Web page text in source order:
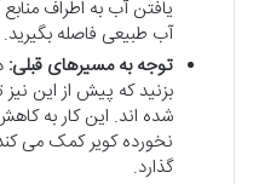
آب طبیعی فاصله بگیرید.
توجه به مسیرهای قبلی:
بزنید که پیش از این
شده اند. این کار به
نخورده کویر کمک می
گذارد.